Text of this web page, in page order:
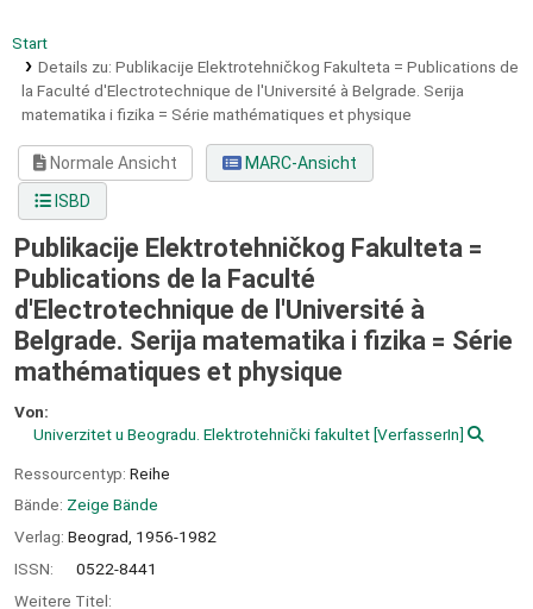
Start
Details zu: Publikacije Elektrotehničkog Fakulteta = Publications de
la Faculté d'Electrotechnique de l'Université à Belgrade. Serija
matematika i fizika = Série mathématiques et physique
Normale Ansicht
MARC-Ansicht
ISBD
Publikacije Elektrotehničkog Fakulteta =
Publications de la Faculté
d'Electrotechnique de l'Université à
Belgrade. Serija matematika i fizika = Série
mathématiques et physique
Von:
Univerzitet u Beogradu. Elektrotehnički fakultet [VerfasserIn]
Ressourcentyp: Reihe
Bände: Zeige Bände
Verlag: Beograd, 1956-1982
ISSN:
0522-8441
Weitere Titel: